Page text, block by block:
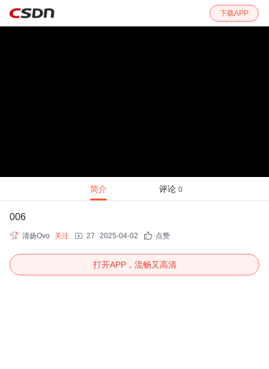
下载APP
简介 评论 0
006
清扬Ovo 关注 27 2025-04-02 点赞
打开APP，流畅又高清